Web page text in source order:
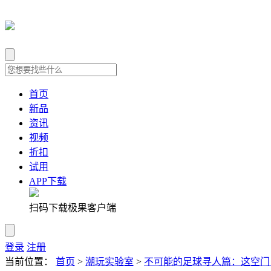
首页
新品
资讯
视频
折扣
试用
APP下载
扫码下载极果客户端
登录 注册
当前位置：
首页 > 潮玩实验室 > 不可能的足球寻人篇：这空门